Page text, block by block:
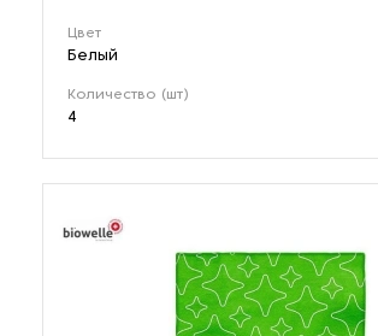
Цвет
Белый
Количество (шт)
4